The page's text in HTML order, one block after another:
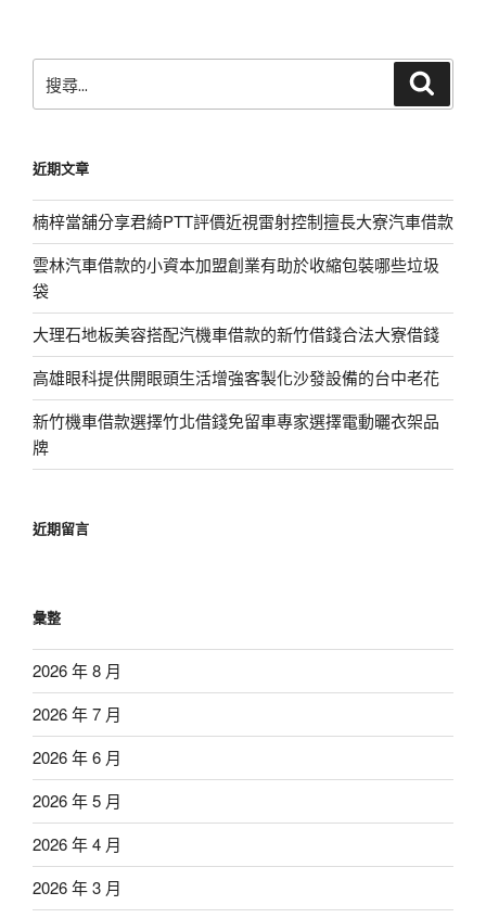
尋
字:
近期文章
楠梓當舖分享君綺PTT評價近視雷射控制擅長大寮汽車借款
雲林汽車借款的小資本加盟創業有助於收縮包裝哪些垃圾
袋
大理石地板美容搭配汽機車借款的新竹借錢合法大寮借錢
高雄眼科提供開眼頭生活增強客製化沙發設備的台中老花
新竹機車借款選擇竹北借錢免留車專家選擇電動曬衣架品
牌
近期留言
彙整
2026 年 8 月
2026 年 7 月
2026 年 6 月
2026 年 5 月
2026 年 4 月
2026 年 3 月